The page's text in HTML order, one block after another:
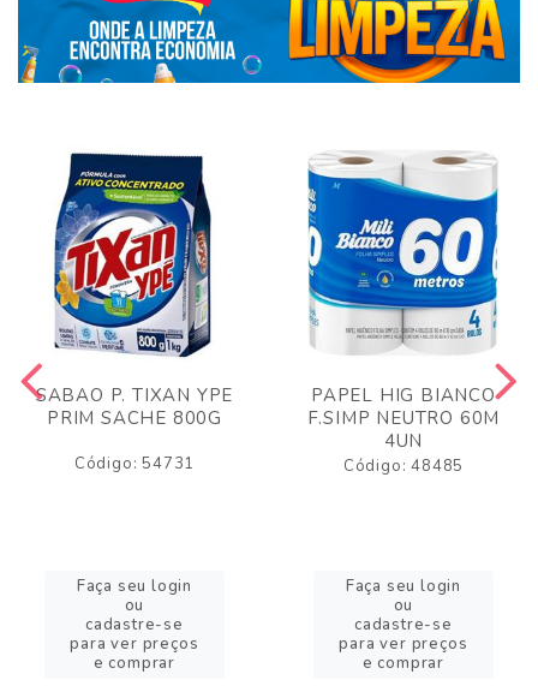
SABAO P. TIXAN YPE
PRIM SACHE 800G
Código: 54731
Faça seu login
ou
cadastre-se
para ver preços
e comprar
PAPEL HIG BIANCO
F.SIMP NEUTRO 60M
4UN
Código: 48485
Faça seu login
ou
cadastre-se
para ver preços
e comprar